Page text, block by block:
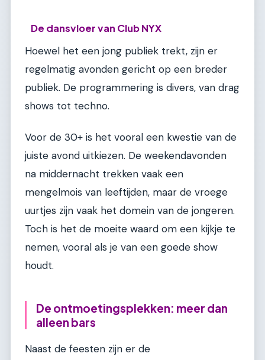
De dansvloer van Club NYX
Hoewel het een jong publiek trekt, zijn er
regelmatig avonden gericht op een breder
publiek. De programmering is divers, van drag
shows tot techno.
Voor de 30+ is het vooral een kwestie van de
juiste avond uitkiezen. De weekendavonden
na middernacht trekken vaak een
mengelmois van leeftijden, maar de vroege
uurtjes zijn vaak het domein van de jongeren.
Toch is het de moeite waard om een kijkje te
nemen, vooral als je van een goede show
houdt.
De ontmoetingsplekken: meer dan
alleen bars
Naast de feesten zijn er de